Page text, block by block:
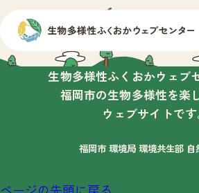
生物多様性ふくおかウェブ
福岡市の生物多様性を楽
ウェブサイトです
福岡市 環境局 環境共生部 自